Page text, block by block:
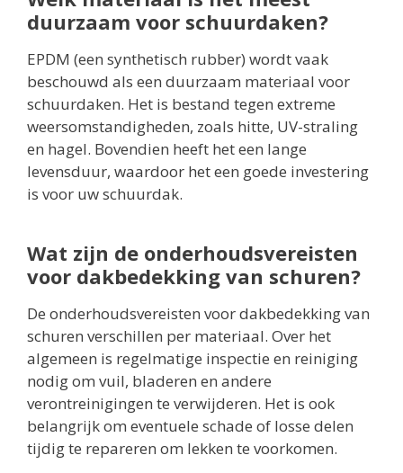
duurzaam voor schuurdaken?
EPDM (een synthetisch rubber) wordt vaak
beschouwd als een duurzaam materiaal voor
schuurdaken. Het is bestand tegen extreme
weersomstandigheden, zoals hitte, UV-straling
en hagel. Bovendien heeft het een lange
levensduur, waardoor het een goede investering
is voor uw schuurdak.
Wat zijn de onderhoudsvereisten
voor dakbedekking van schuren?
De onderhoudsvereisten voor dakbedekking van
schuren verschillen per materiaal. Over het
algemeen is regelmatige inspectie en reiniging
nodig om vuil, bladeren en andere
verontreinigingen te verwijderen. Het is ook
belangrijk om eventuele schade of losse delen
tijdig te repareren om lekken te voorkomen.